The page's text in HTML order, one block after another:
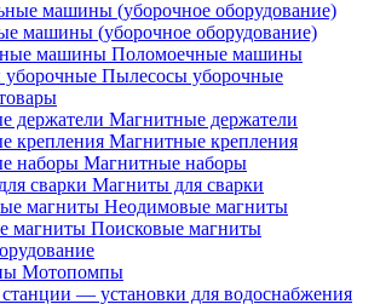
машины (уборочное оборудование)
Поломоечные машины
Пылесосы уборочные
Магнитные держатели
Магнитные крепления
Магнитные наборы
Магниты для сварки
Неодимовые магниты
Поисковые магниты
Мотопомпы